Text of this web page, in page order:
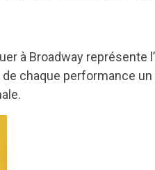
à Broadway représente
chaque performance